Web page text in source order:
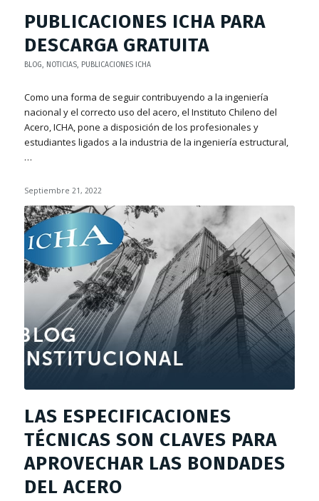
PUBLICACIONES ICHA PARA
DESCARGA GRATUITA
BLOG, NOTICIAS, PUBLICACIONES ICHA
Como una forma de seguir contribuyendo a la ingeniería
nacional y el correcto uso del acero, el Instituto Chileno del
Acero, ICHA, pone a disposición de los profesionales y
estudiantes ligados a la industria de la ingeniería estructural,
…
Septiembre 21, 2022
LAS ESPECIFICACIONES
TÉCNICAS SON CLAVES PARA
APROVECHAR LAS BONDADES
DEL ACERO